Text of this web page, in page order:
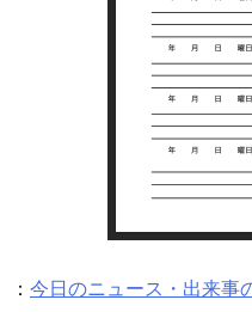
： 今日のニュース・出来事